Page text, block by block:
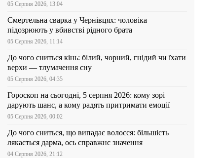
05 Серпня 2026, 13:04
Смертельна сварка у Чернівцях: чоловіка
підозрюють у вбивстві рідного брата
05 Серпня 2026, 11:14
До чого сниться кінь: білий, чорний, гнідий чи їхати
верхи — тлумачення сну
05 Серпня 2026, 04:35
Гороскоп на сьогодні, 5 серпня 2026: кому зорі
дарують шанс, а кому радять притримати емоції
05 Серпня 2026, 00:02
До чого сниться, що випадає волосся: більшість
лякається дарма, ось справжнє значення
04 Серпня 2026, 21:12